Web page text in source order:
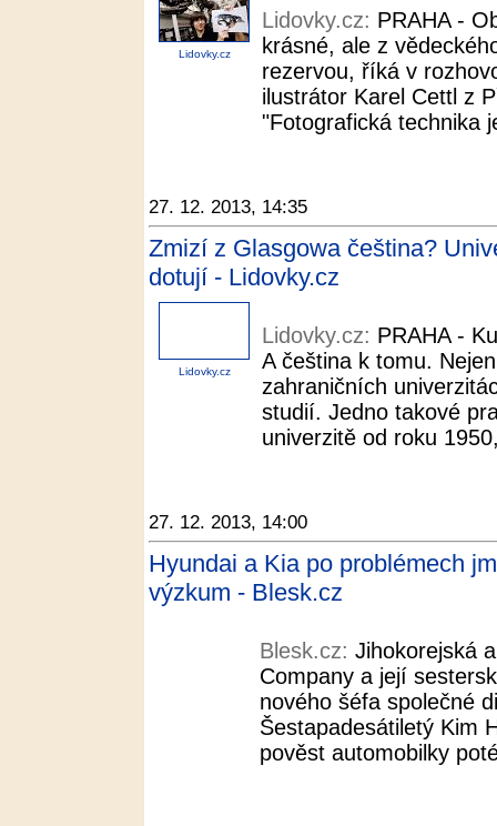
Lidovky.cz
Lidovky.cz: PRAHA -
krásné, ale z
rezervou, říká v
ilustrátor Karel Cettl z
"Fotografická technika
27. 12. 2013, 14:35
Zmizí z Glasgowa čeština?
dotují - Lidovky.cz
Lidovky.cz
Lidovky.cz: PRAHA -
A čeština k tomu.
zahraničních
studií. Jedno takové
univerzitě od roku
27. 12. 2013, 14:00
Hyundai a Kia po problémech
výzkum - Blesk.cz
Blesk.cz: Jihokorejská
Company a její
nového šéfa společné
Šestapadesátiletý Kim
pověst automobilky